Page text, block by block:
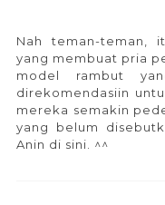
Nah teman-teman,
yang membuat pria
model rambut
direkomendasiin
mereka semakin
yang belum
Anin di sini. ^^